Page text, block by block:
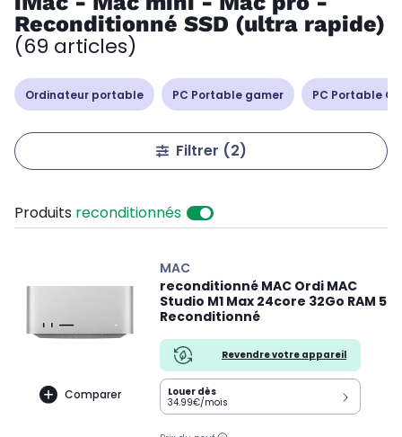
Reconditionné SSD (ultra rapide)
(69 articles)
Ordinateur portable PC Portable gamer PC Portable
Filtrer (2)
Produits reconditionnés
Comparer
MAC
reconditionné MAC Ordi MAC
Studio M1 Max 24core 32Go RAM 5
Reconditionné
Revendre votre appareil
Louer dès
34.99€/mois